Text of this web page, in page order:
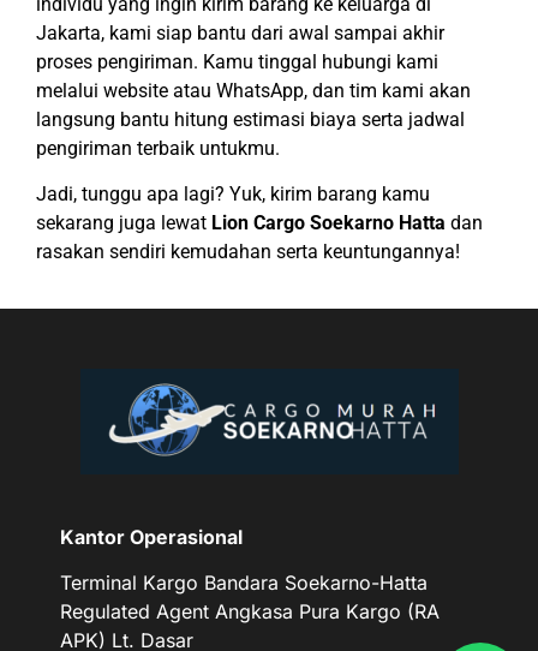
Jakarta, kami siap bantu dari awal sampai akhir
proses pengiriman. Kamu tinggal hubungi kami
melalui website atau WhatsApp, dan tim kami akan
langsung bantu hitung estimasi biaya serta jadwal
pengiriman terbaik untukmu.
Jadi, tunggu apa lagi? Yuk, kirim barang kamu
sekarang juga lewat Lion Cargo Soekarno Hatta dan
rasakan sendiri kemudahan serta keuntungannya!
Kantor Operasional
Terminal Kargo Bandara Soekarno-Hatta
Regulated Agent Angkasa Pura Kargo (RA
APK) Lt. Dasar